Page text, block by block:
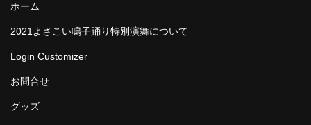
ホーム
2021よさこい鳴子踊り特別演舞について
Login Customizer
お問合せ
グッズ